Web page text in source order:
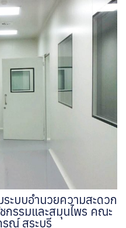
ะบบอำนวยความสะดวก
กรรมและสมุนไพร คณะ
รณ์ สระบุรี